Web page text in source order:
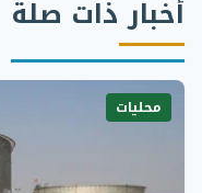
أخبار ذات صلة
محليات